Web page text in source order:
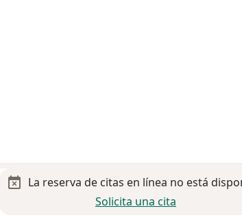
La reserva de citas en línea no está
Solicita una cita